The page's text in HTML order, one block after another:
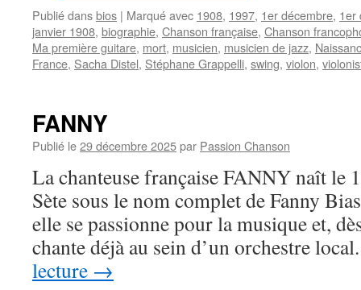
Publié dansbios | Marqué avec 1908, 1997, 1er décembre, 1er
janvier 1908, biographie, Chanson française, Chanson
Ma première guitare, mort, musicien, musicien de jazz,
France, Sacha Distel, Stéphane Grappelli, swing, violon,
FANNY
Publié le29 décembre 2025par Passion Chanson
La chanteuse française FANNY naît le
Sète sous le nom complet de Fanny
elle se passionne pour la musique et,
chante déjà au sein d’un orchestre
lecture →